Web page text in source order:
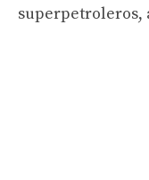
superpetroleros,